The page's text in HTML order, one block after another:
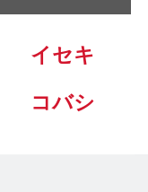
イセキ
コバシ